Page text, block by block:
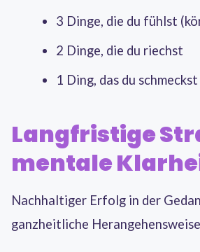
3 Dinge, die du fühlst
2 Dinge, die du riechst
1 Ding, das du schmeckst
Langfristige
mentale
Nachhaltiger Erfolg in der
ganzheitliche